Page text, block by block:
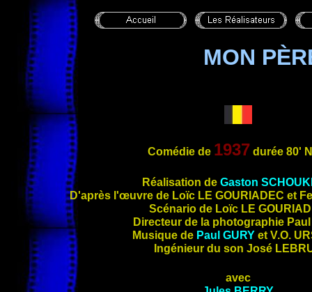
MON
Comédie de 1937 durée 80'
Réalisation de Gaston
D'après l'œuvre de Loïc LE GOURIADEC et
Scénario de Loïc LE
Directeur de la photographie
Musique de Paul GURY et V.O.
Ingénieur du son José
avec